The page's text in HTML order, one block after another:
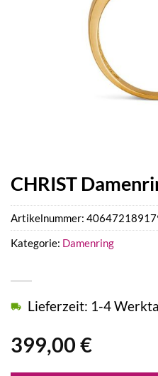
CHRIST
399,00 €
Lieferzeit: 1-4
Artikelnummer:
Kategorie: Damenring